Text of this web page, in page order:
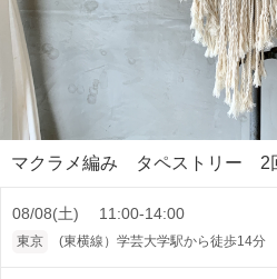
マクラメ編み タペストリー 2
08/08(土) 11:00-14:00
東京 (東横線）学芸大学駅から徒歩14分